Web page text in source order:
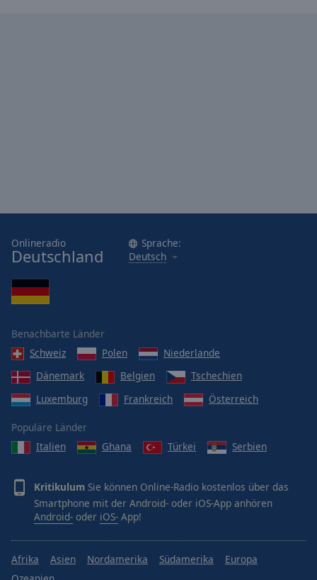
Onlineradio
Deutschland
Sprache:
Deutsch
Benachbarte Länder
Schweiz
Polen
Niederlande
Dänemark
Belgien
Tschechien
Luxemburg
Frankreich Österreich
Populäre Länder
Italien
Ghana Türkei Serbien
Kritikulum Sie können Online-Radio kostenlos über das
Smartphone mit der Android- oder iOS-App anhören
Android- oder iOS- App!
Afrika Asien Nordamerika Südamerika
Europa